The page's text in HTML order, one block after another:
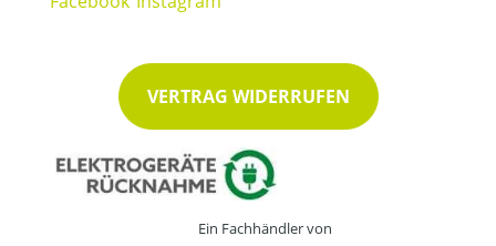
VERTRAG WIDERRUFEN
Ein Fachhändler von